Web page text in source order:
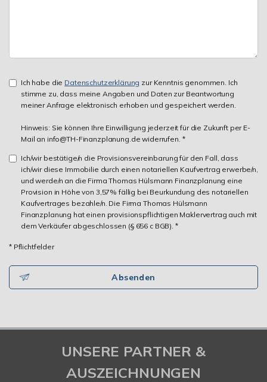
Ich habe die Datenschutzerklärung zur Kenntnis genommen. Ich
stimme zu, dass meine Angaben und Daten zur Beantwortung
meiner Anfrage elektronisch erhoben und gespeichert werden.
Hinweis: Sie können Ihre Einwilligung jederzeit für die Zukunft per E-
Mail an info@TH-Finanzplanung.de widerrufen. *
Ich/wir bestätige/n die Provisionsvereinbarung für den Fall, dass
ich/wir diese Immobilie durch einen notariellen Kaufvertrag erwerbe/n,
und werde/n an die Firma Thomas Hülsmann Finanzplanung eine
Provision in Höhe von 3,57% fällig bei Beurkundung des notariellen
Kaufvertrages bezahle/n. Die Firma Thomas Hülsmann
Finanzplanung hat einen provisionspflichtigen Maklervertrag auch mit
dem Verkäufer abgeschlossen (§ 656 c BGB). *
* Pflichtfelder
Absenden
UNSERE PARTNER &
AUSZEICHNUNGEN